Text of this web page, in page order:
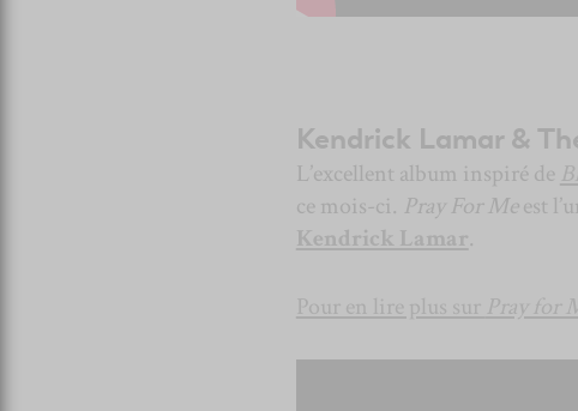
Kendrick Lamar &
L’excellent album inspiré de
ce mois-ci. Pray For Meest
Kendrick Lamar.
Pour en lire plus sur Pray for